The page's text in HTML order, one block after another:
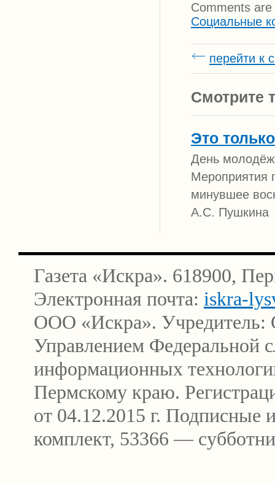
Comments are
Социальные
перейти к
Смотрите
Это
День
Мероприятия
минувшее
А.С. Пушкина
Газета «Искра». 618900,
Электронная почта: iskra-
ООО «Искра». Учредитель:
Управлением Федеральной
информационных
Пермскому краю.
от 04.12.2015 г.
комплект, 53366 —